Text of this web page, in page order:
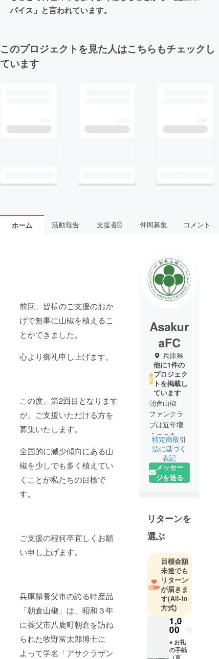
パイス」と言われています。
このプロジェクトを見た人はこちらもチェックし
ています
ホーム 活動報告 支援者9 仲間募集 コメント
前回、皆様のご支援のおか
げで無事に山椒を植えるこ
とができました。
心より御礼申し上げます。
この度、第2回目となります
が、ご支援いただける方を
募集いたします。
全国的に減少傾向にある山
椒を少しでも多く植えてい
くことが私たちの目標で
す。
ご支援の程何卒宜しくお願
い申し上げます。
兵庫県養父市の誇る特産品
「朝倉山椒」は、昭和３年
に養父市八鹿町朝倉を訪ね
られた牧野富太郎博士に
よって学名「アサクラザン
Asakur
aFC
兵庫県
他に1件の
プロジェク
トを掲載し
ています
朝倉山椒
ファンクラ
ブは近年増
えつつある
耕作放棄地
を利用し
兵庫県養父
市の特産品
とした団体
です。
ご支援の程
宜しくお願
い致しま
す。
特定商取引
法に基づく
表記
メッセー
ジを送る
リターンを
選ぶ
目標金額
未達でも
リターン
が届きま
す(All-in
方式)
1,0
00 円
● お礼
の手紙